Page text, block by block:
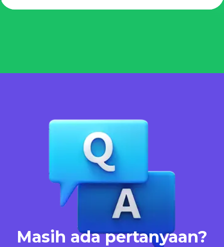
Masih ada pertanyaan?